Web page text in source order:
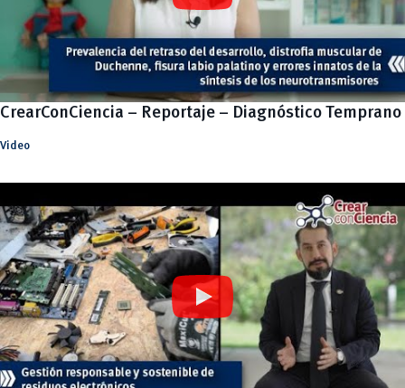
CrearConCiencia – Reportaje – Diagnóstico Temprano
Video